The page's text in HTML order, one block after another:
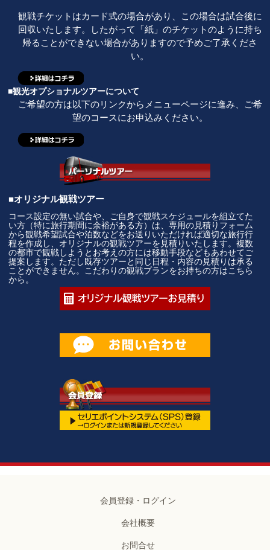
観戦チケットはカード式の場合があり、この場合は試合後に
回収いたします。したがって「紙」のチケットのように持ち
帰ることができない場合がありますので予めご了承くださ
い。
■観光オプショナルツアーについて
ご希望の方は以下のリンクからメニューページに進み、ご希
望のコースにお申込みください。
■オリジナル観戦ツアー
コース設定の無い試合や、ご自身で観戦スケジュールを組立てた
い方（特に旅行期間に余裕がある方）は、専用の見積りフォーム
から観戦希望試合や泊数などをお送りいただければ適切な旅行行
程を作成し、オリジナルの観戦ツアーを見積りいたします。複数
の都市で観戦しようとお考えの方には移動手段などもあわせてご
提案します。ただし既存ツアーと同じ日程・内容の見積りは承る
ことができません。こだわりの観戦プランをお持ちの方はこちら
から。
会員登録・ログイン
会社概要
お問合せ